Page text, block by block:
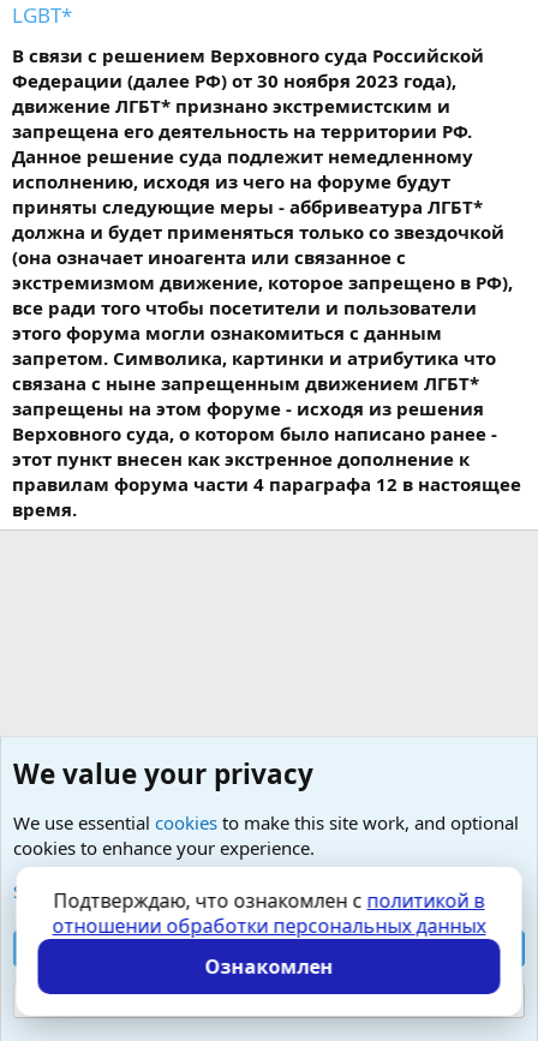
LGBT*
В связи с решением Верховного суда Российской
Федерации (далее РФ) от 30 ноября 2023 года),
движение ЛГБТ* признано экстремистским и
запрещена его деятельность на территории РФ.
Данное решение суда подлежит немедленному
исполнению, исходя из чего на форуме будут
приняты следующие меры - аббривеатура ЛГБТ*
должна и будет применяться только со звездочкой
(она означает иноагента или связанное с
экстремизмом движение, которое запрещено в РФ),
все ради того чтобы посетители и пользователи
этого форума могли ознакомиться с данным
запретом. Символика, картинки и атрибутика что
связана с ныне запрещенным движением ЛГБТ*
запрещены на этом форуме - исходя из решения
Верховного суда, о котором было написано ранее -
этот пункт внесен как экстренное дополнение к
правилам форума части 4 параграфа 12 в настоящее
время.
Любые вопросы от Гостей - анонимно
Cookies
Russian (RU)
Условия и правила
Политика конфиденциальности
Помощь
S
S
Локализация отXenForo.Info
We value your privacy
We use essential cookies to make this site work, and optional
cookies to enhance your experience.
See further information and configure your preferences
Reject optional cookies
Подтверждаю, что ознакомлен с политикой в
отношении обработки персональных данных
Ознакомлен